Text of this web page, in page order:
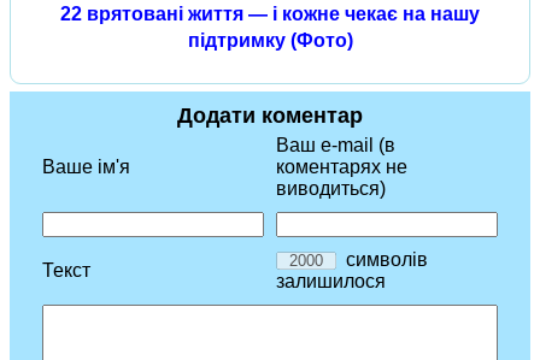
22 врятовані життя — і кожне чекає на нашу
підтримку (Фото)
Додати коментар
Ваше ім'я
Ваш e-mail (в
коментарях не
виводиться)
Текст
символів
залишилося